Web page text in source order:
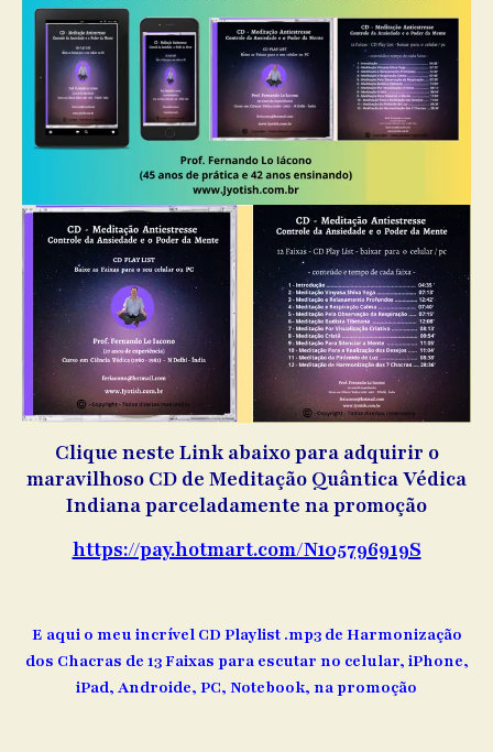
Clique neste Link abaixo para adquirir o
maravilhoso CD de Meditação Quântica Védica
Indiana parceladamente na promoção
https://pay.hotmart.com/N105796919S
E aqui o meu incrível CD Playlist .mp3 de Harmonização
dos Chacras de 13 Faixas para escutar no celular, iPhone,
iPad, Androide, PC, Notebook, na promoção